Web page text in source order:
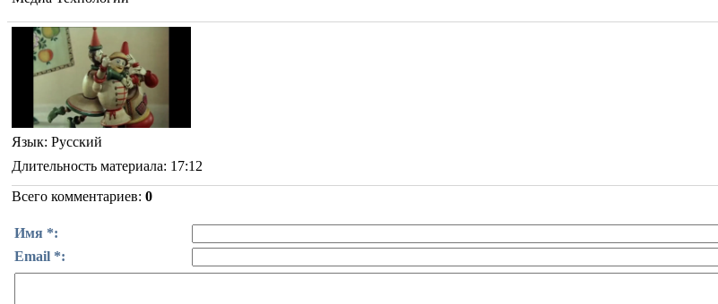
Язык: Русский
Длительность материала: 17:12
Всего комментариев: 0
Имя *:
Email *: